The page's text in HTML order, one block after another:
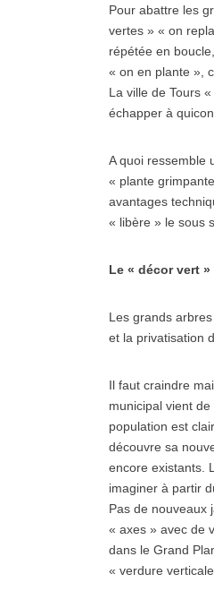
Pour abattre les
vertes » « on
répétée en
« on en plante »,
La ville de Tours
échapper à
A quoi ressemble
« plante
avantages
« libère » le sous
Le « décor vert
Les grands
et la privatisation
Il faut craindre
municipal vient
population est
découvre sa
encore existants.
imaginer à partir
Pas de nouveaux
« axes » avec de
dans le Grand
« verdure verticale